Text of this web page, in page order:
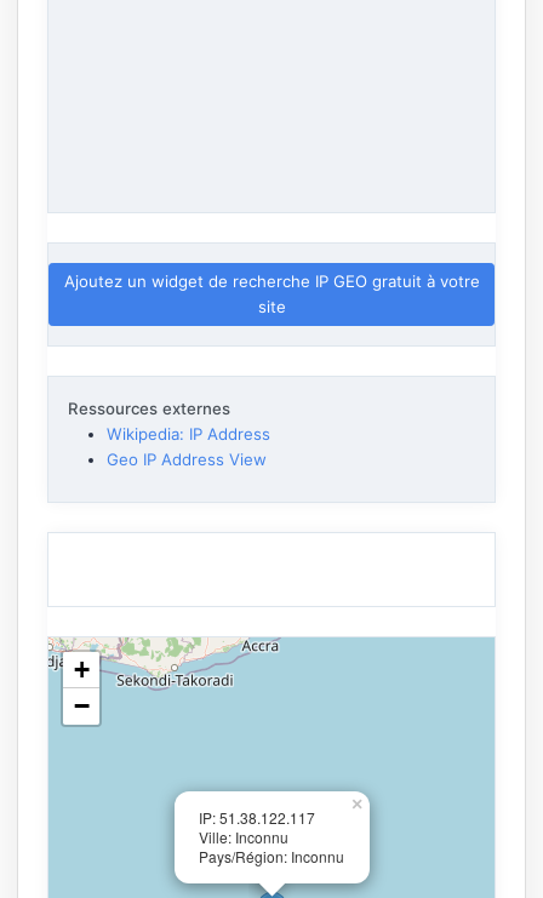
Ajoutez un widget de recherche IP GEO gratuit à votre
site
Ressources externes
Wikipedia: IP Address
Geo IP Address View
IP: 51.38.122.117
Ville: Inconnu
Pays/Région: Inconnu
×
+
−